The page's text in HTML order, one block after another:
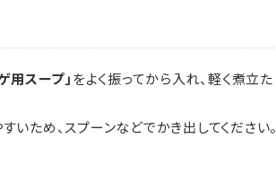
用スープ」をよく振ってから入れ、軽く煮立た
ため、スプーンなどでかき出してください。